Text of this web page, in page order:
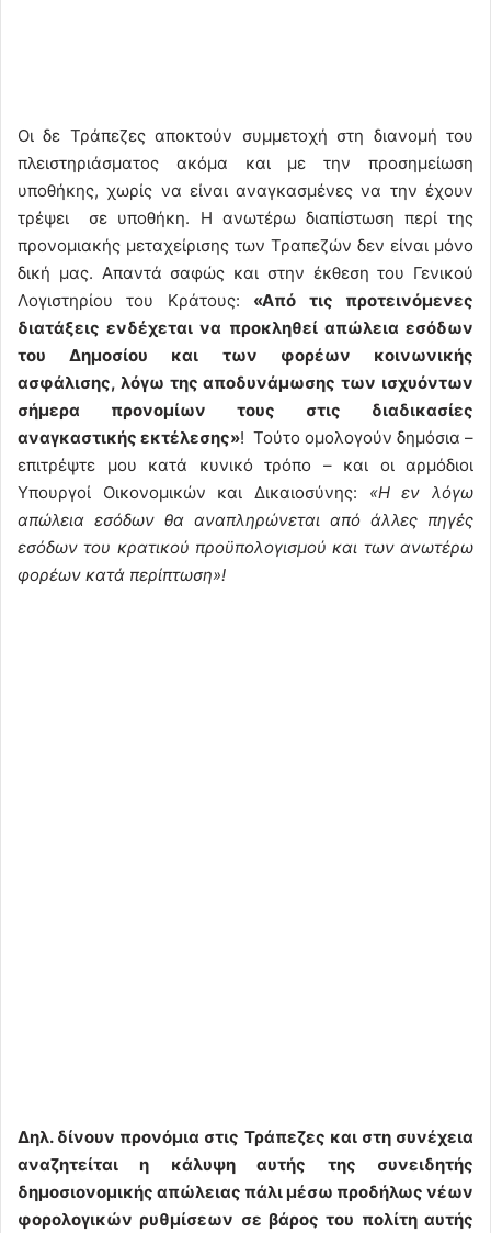
Οι δε Τράπεζες αποκτούν συμμετοχή στη διανομή του
πλειστηριάσματος ακόμα και με την προσημείωση
υποθήκης, χωρίς να είναι αναγκασμένες να την έχουν
τρέψει σε υποθήκη. Η ανωτέρω διαπίστωση περί της
προνομιακής μεταχείρισης των Τραπεζών δεν είναι μόνο
δική μας. Απαντά σαφώς και στην έκθεση του Γενικού
Λογιστηρίου του Κράτους: «Από τις προτεινόμενες
διατάξεις ενδέχεται να προκληθεί απώλεια εσόδων
του Δημοσίου και των φορέων κοινωνικής
ασφάλισης, λόγω της αποδυνάμωσης των ισχυόντων
σήμερα προνομίων τους στις διαδικασίες
αναγκαστικής εκτέλεσης»! Τούτο ομολογούν δημόσια –
επιτρέψτε μου κατά κυνικό τρόπο – και οι αρμόδιοι
Υπουργοί Οικονομικών και Δικαιοσύνης: «Η εν λόγω
απώλεια εσόδων θα αναπληρώνεται από άλλες πηγές
εσόδων του κρατικού προϋπολογισμού και των ανωτέρω
φορέων κατά περίπτωση»!
Δηλ. δίνουν προνόμια στις Τράπεζες και στη συνέχεια
αναζητείται η κάλυψη αυτής της συνειδητής
δημοσιονομικής απώλειας πάλι μέσω προδήλως νέων
φορολογικών ρυθμίσεων σε βάρος του πολίτη αυτής